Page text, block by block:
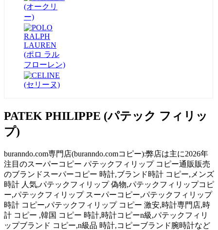
PATEK PHILIPPE (パテック フィリッ
プ)
buranndo.com専門店(buranndo.comコピー):弊店は主に2026年
注目のスーパーコピー パテックフィリップ コピー通販販売
のブランドスーパーコピー 時計,ブランド時計 コピー,メンズ
時計 人気,パテックフィリップ 偽物,パテックフィリップコピ
ー,パテックフィリップ スーパーコピー,パテックフィリップ
時計 コピー,パテックフィリップ コピー 激安,時計専門店,時
計 コピー ,韓国 コピー 時計,時計コピーn級,パテックフィリ
ップブランド コピー,n級品 時計,コピーブランド腕時計など